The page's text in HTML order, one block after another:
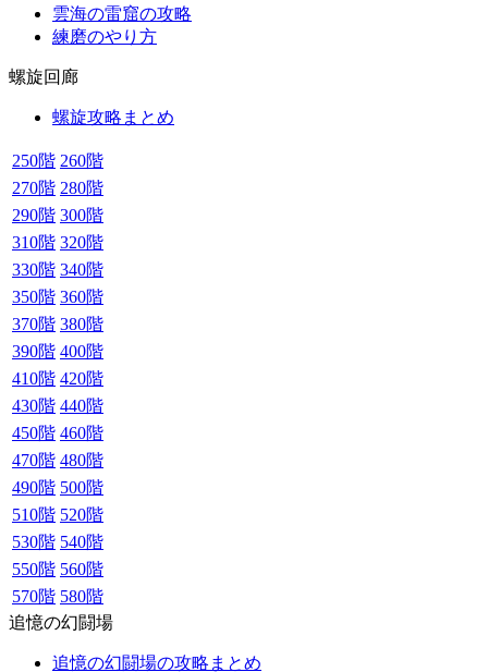
雲海の雷窟の攻略
練磨のやり方
螺旋回廊
螺旋攻略まとめ
250階 260階
270階 280階
290階 300階
310階 320階
330階 340階
350階 360階
370階 380階
390階 400階
410階 420階
430階 440階
450階 460階
470階 480階
490階 500階
510階 520階
530階 540階
550階 560階
570階 580階
追憶の幻闘場
追憶の幻闘場の攻略まとめ